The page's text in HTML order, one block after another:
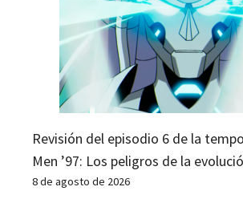
Revisión del episodio 6 de la
Men ’97: Los peligros de la
8 de agosto de 2026